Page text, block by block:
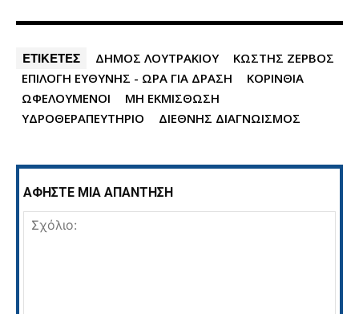
ΕΤΙΚΕΤΕΣ ΔΗΜΟΣ ΛΟΥΤΡΑΚΙΟΥ
ΚΩΣΤΗΣ ΖΕΡΒΟΣ
ΕΠΙΛΟΓΗ ΕΥΘΥΝΗΣ - ΩΡΑ ΓΙΑ ΔΡΑΣΗ
ΚΟΡΙΝΘΙΑ
ΩΦΕΛΟΥΜΕΝΟΙ
ΜΗ ΕΚΜΙΣΘΩΣΗ
ΥΔΡΟΘΕΡΑΠΕΥΤΗΡΙΟ
ΔΙΕΘΝΗΣ ΔΙΑΓΝΩΙΣΜΟΣ
ΑΦΗΣΤΕ ΜΙΑ ΑΠΑΝΤΗΣΗ